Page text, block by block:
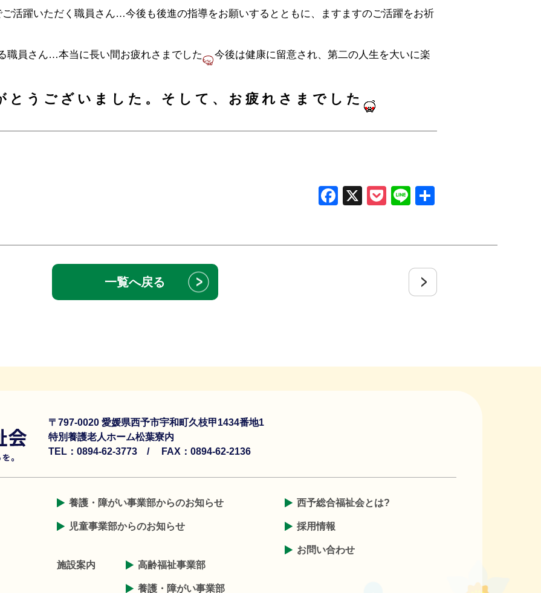
活躍いただく職員さん…今後も後進の指導をお願いするとともに、ますますのご活躍をお祈
職員さん…本当に長い間お疲れさまでした
今後は健康に留意され、第二の人生を大いに楽
とうございました。そして、お疲れさまでした
Facebook
X Pocket
Line
一覧へ戻る
〒797-0020 愛媛県西予市宇和町久枝甲1434番地1
特別養護老人ホーム松葉寮内
TEL：0894-62-3773 /
FAX：0894-62-2136
養護・障がい事業部からのお知らせ
児童事業部からのお知らせ
施設案内 高齢福祉事業部
養護・障がい事業部
西予総合福祉会とは?
採用情報
お問い合わせ